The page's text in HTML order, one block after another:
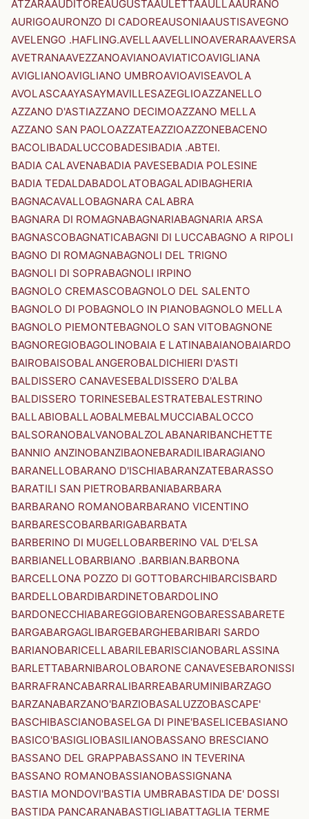
ATZARAAUDITOREAUGUSTAAULETTAAULLAAURANO
AURIGOAURONZO DI CADOREAUSONIAAUSTISAVEGNO
AVELENGO .HAFLING.AVELLAAVELLINOAVERARAAVERSA
AVETRANAAVEZZANOAVIANOAVIATICOAVIGLIANA
AVIGLIANOAVIGLIANO UMBROAVIOAVISEAVOLA
AVOLASCAAYASAYMAVILLESAZEGLIOAZZANELLO
AZZANO D'ASTIAZZANO DECIMOAZZANO MELLA
AZZANO SAN PAOLOAZZATEAZZIOAZZONEBACENO
BACOLIBADALUCCOBADESIBADIA .ABTEI.
BADIA CALAVENABADIA PAVESEBADIA POLESINE
BADIA TEDALDABADOLATOBAGALADIBAGHERIA
BAGNACAVALLOBAGNARA CALABRA
BAGNARA DI ROMAGNABAGNARIABAGNARIA ARSA
BAGNASCOBAGNATICABAGNI DI LUCCABAGNO A RIPOLI
BAGNO DI ROMAGNABAGNOLI DEL TRIGNO
BAGNOLI DI SOPRABAGNOLI IRPINO
BAGNOLO CREMASCOBAGNOLO DEL SALENTO
BAGNOLO DI POBAGNOLO IN PIANOBAGNOLO MELLA
BAGNOLO PIEMONTEBAGNOLO SAN VITOBAGNONE
BAGNOREGIOBAGOLINOBAIA E LATINABAIANOBAIARDO
BAIROBAISOBALANGEROBALDICHIERI D'ASTI
BALDISSERO CANAVESEBALDISSERO D'ALBA
BALDISSERO TORINESEBALESTRATEBALESTRINO
BALLABIOBALLAOBALMEBALMUCCIABALOCCO
BALSORANOBALVANOBALZOLABANARIBANCHETTE
BANNIO ANZINOBANZIBAONEBARADILIBARAGIANO
BARANELLOBARANO D'ISCHIABARANZATEBARASSO
BARATILI SAN PIETROBARBANIABARBARA
BARBARANO ROMANOBARBARANO VICENTINO
BARBARESCOBARBARIGABARBATA
BARBERINO DI MUGELLOBARBERINO VAL D'ELSA
BARBIANELLOBARBIANO .BARBIAN.BARBONA
BARCELLONA POZZO DI GOTTOBARCHIBARCISBARD
BARDELLOBARDIBARDINETOBARDOLINO
BARDONECCHIABAREGGIOBARENGOBARESSABARETE
BARGABARGAGLIBARGEBARGHEBARIBARI SARDO
BARIANOBARICELLABARILEBARISCIANOBARLASSINA
BARLETTABARNIBAROLOBARONE CANAVESEBARONISSI
BARRAFRANCABARRALIBARREABARUMINIBARZAGO
BARZANABARZANO'BARZIOBASALUZZOBASCAPE'
BASCHIBASCIANOBASELGA DI PINE'BASELICEBASIANO
BASICO'BASIGLIOBASILIANOBASSANO BRESCIANO
BASSANO DEL GRAPPABASSANO IN TEVERINA
BASSANO ROMANOBASSIANOBASSIGNANA
BASTIA MONDOVI'BASTIA UMBRABASTIDA DE' DOSSI
BASTIDA PANCARANABASTIGLIABATTAGLIA TERME